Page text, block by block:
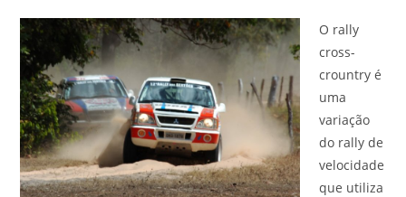
O rally
cross-
crountry é
uma
variação
do rally de
velocidade
que utiliza